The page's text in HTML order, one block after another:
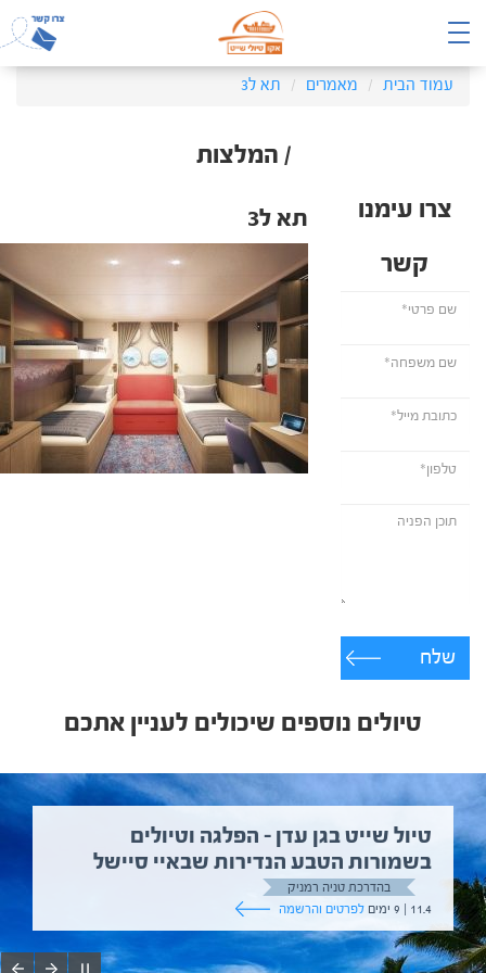
עמוד הבית מאמרים תא ל3
/ המלצות
צרו עימנו
קשר
שלח
תא ל3
טיולים נוספים שיכולים לעניין אתכם
טיול שייט בגן עדן – הפלגה וטיולים
בשמורות הטבע הנדירות שבאיי סיישל
בהדרכת טניה רמניק
11.4 | 9 ימים
לפרטים והרשמה